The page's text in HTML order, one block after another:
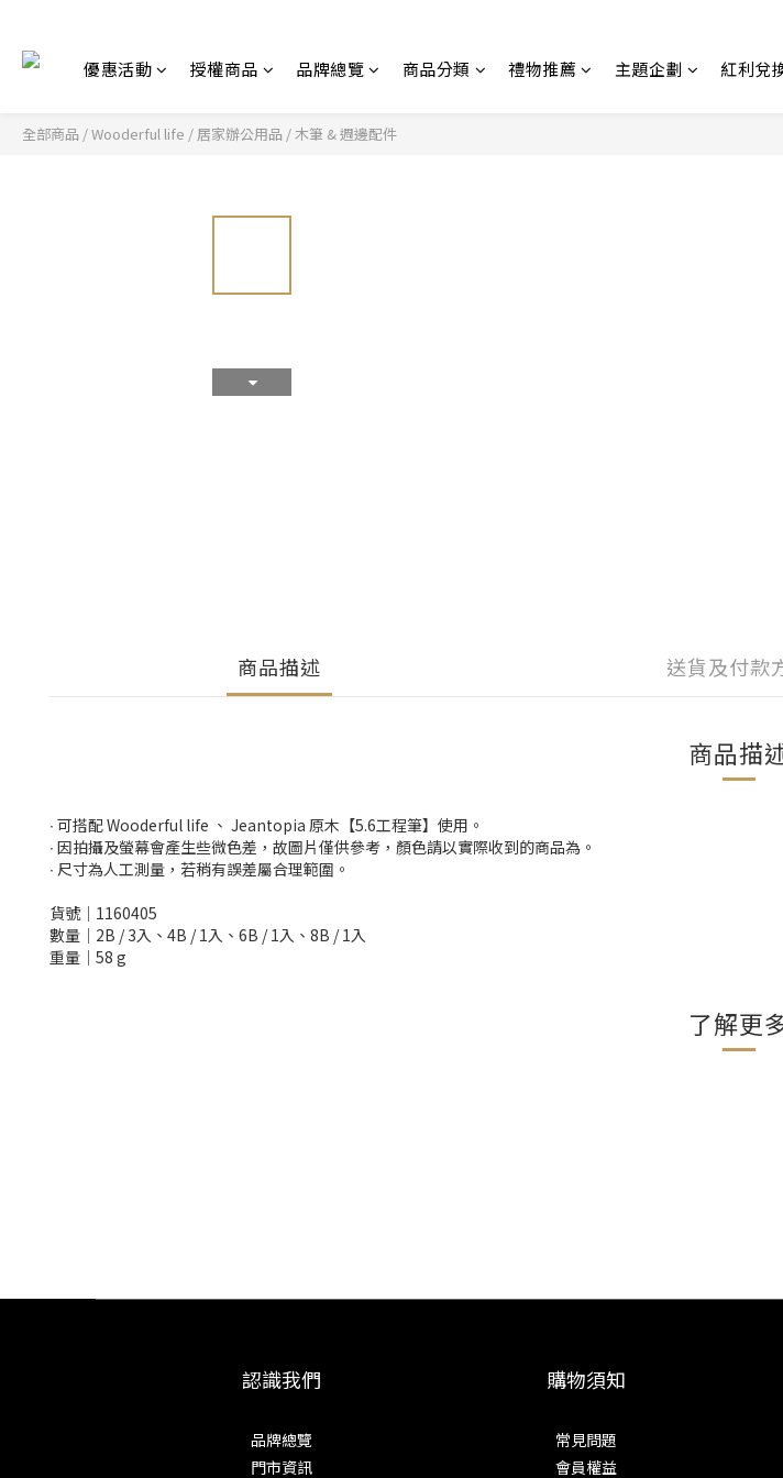
優惠活動 授權商品 品牌總覽 商品分類 禮物推薦 主題企劃 紅利兌
全部商品 /Wooderful life / 居家辦公用品 /木筆 & 週邊配件
商品描述 送貨及付款
商品描
∙ 可搭配 Wooderful life 、 Jeantopia 原木【5.6工程筆】使用。
∙ 因拍攝及螢幕會產生些微色差，故圖片僅供參考，顏色請以實際收到的商品為。
∙ 尺寸為人工測量，若稍有誤差屬合理範圍。
貨號│1160405
數量│2B / 3入、4B / 1入、6B / 1入、8B / 1入
重量│58 g
了解更
認識我們
品牌總覽
門市資訊
購物須知
常見問題
會員權益